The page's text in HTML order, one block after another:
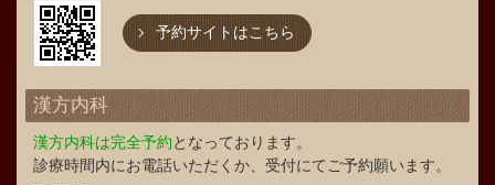
予約サイトはこちら
漢方内科
漢方内科は完全予約となっております。
診療時間内にお電話いただくか、受付にてご予約願います。